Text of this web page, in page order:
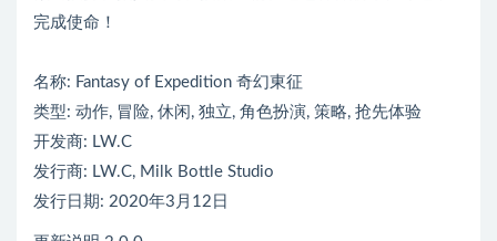
完成使命！
名称: Fantasy of Expedition 奇幻東征
类型: 动作, 冒险, 休闲, 独立, 角色扮演, 策略, 抢先体验
开发商: LW.C
发行商: LW.C, Milk Bottle Studio
发行日期: 2020年3月12日